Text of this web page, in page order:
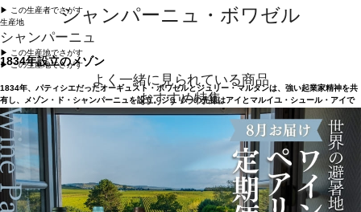
シャンパーニュ・ボワゼル
1834年設立のメゾン
1834年、パティシエだったオーギュスト・ボワゼルとジュリー・マルタンは、強い起業家精神を共
有し、メゾン・ド・シャンパーニュを設立。ジュリーの先祖はアイとマルイユ・シュール・アイで
ワインを醸造していました。二人はエペルネを事業の拠点に選び、メゾンを「ボワゼル・マルタ
ン」と命名。1865年 、息子のエドゥアールが初めてのブリュットを手がけ、グラン・ミレジムを造
りました。そのうちの何本かは現在も、カーヴの奥深く「宝物」と名づけられた蔵に眠っていま
す。1920年、ジュールが父の後を継ぎ、海外取引を拡大。戦後、ルネが会社を継ぎ、試練の時代を
迎えます。1972年 、悲しいことにルネと息子のエリックが亡くなり、妻エリカは敢然と会社を継ぎ
ました。娘エヴリーヌと娘婿クリストフも経営に加わり、1984年、エヴリーヌが社長となりまし
た。
▶︎ この生産者でさがす
生産地
シャンパーニュ
▶︎ この生産地でさがす
▶︎ この生産地でさがす
よく一緒に見られている商品
おすすめ特集